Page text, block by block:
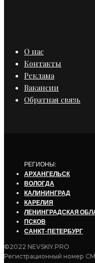
О нас
Контакты
Реклама
Вакансии
Обратная связь
РЕГИОНЫ:
АРХАНГЕЛЬСК
ВОЛОГДА
КАЛИНИНГРАД
КАРЕЛИЯ
ЛЕНИНГРАДСКАЯ
ПСКОВ
САНКТ-ПЕТЕРБУРГ
©2022 NEVSKIY.PRO
Регистрационный номер